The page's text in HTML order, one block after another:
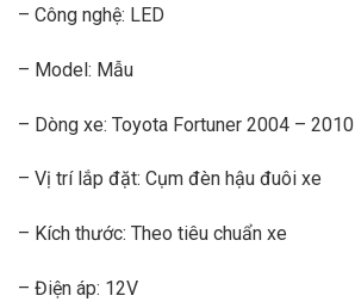
– Công nghệ: LED
– Model: Mẫu
– Dòng xe: Toyota Fortuner 2004 – 2010
– Vị trí lắp đặt: Cụm đèn hậu đuôi xe
– Kích thước: Theo tiêu chuẩn xe
– Điện áp: 12V